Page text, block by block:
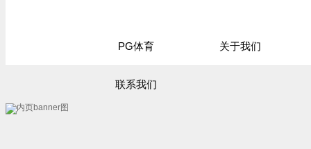
PG体育 关于我们
联系我们